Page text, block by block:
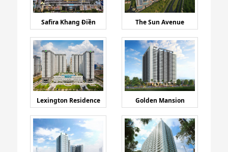
Safira Khang Điền The Sun Avenue
Lexington Residence Golden Mansion